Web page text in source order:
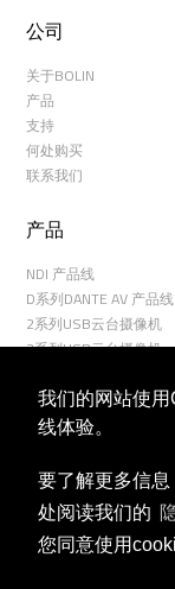
我们的网站使
线体验。
要了解更多信
处阅读我们的
您同意使用
公司
关于BOLIN
产品
支持
何处购买
联系我们
产品
NDI 产品线
D系列DANTE AV 产品线
2系列USB云台摄像机
3系列USB云台摄像机
4K摄像机产品线
7系列云台摄像机
9系列云台摄像机
R9系列云台摄像机
室外云台摄像机
云台控制器